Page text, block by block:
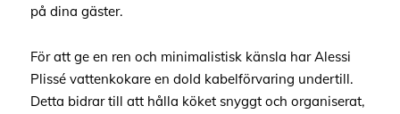
på dina gäster.
För att ge en ren och minimalistisk känsla har Alessi
Plissé vattenkokare en dold kabelförvaring undertill.
Detta bidrar till att hålla köket snyggt och organiserat,